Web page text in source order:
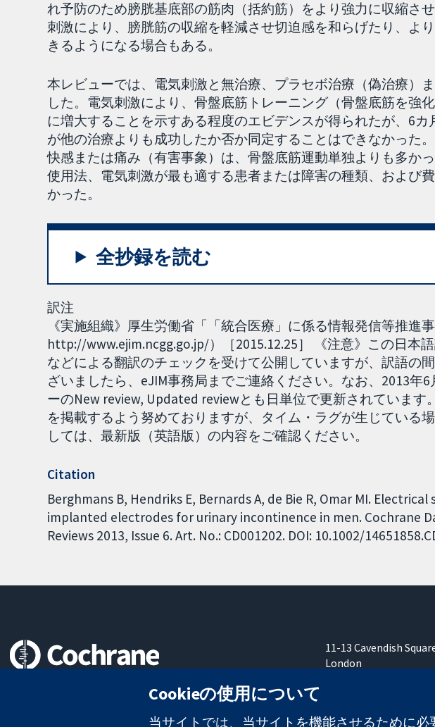
れ予防のため膀胱基底部の筋肉（括約筋）をより強力に収縮さ
刺激により、膀胱筋の収縮を軽減させ切迫感を和らげたり、よ
きるようになる場合もある。
本レビューでは、電気刺激と無治療、プラセボ治療（偽治療）
した。電気刺激により、骨盤底筋トレーニング（骨盤底筋を強
に増大することを示すある程度のエビデンスが得られたが、6
が他の治療よりも成功したか否か同定することはできなかった
快感または痛み（有害事象）は、骨盤底筋運動単独よりも多か
使用法、電気刺激が最も適する患者または障害の種類、および
かった。
全抄録を読む
訳注
《実施組織》厚生労働省「「統合医療」に係る情報発信等推進事
http://www.ejim.ncgg.go.jp/）［2015.12.25］ 《注意》この日本
などによる翻訳のチェックを受けて公開していますが、訳語の
ざいましたら、eJIM事務局までご連絡ください。なお、2013年
ーのNew review, Updated reviewとも日単位で更新されています
を掲載するよう努めておりますが、タイム・ラグが生じている
しては、最新版（英語版）の内容をご確認ください。
Citation
Berghmans B, Hendriks E, Bernards A, de Bie R, Omar MI.
implanted electrodes for urinary incontinence in men. Cochrane
Reviews 2013, Issue 6. Art. No.: CD001202. DOI: 10.1002/
11-13 Cavendish
London
Cookieの使用について
当サイトでは、当サイトを機能させるために